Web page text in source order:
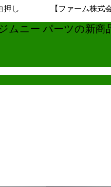
白押し 【ファーム株式会
ニー パーツの新商